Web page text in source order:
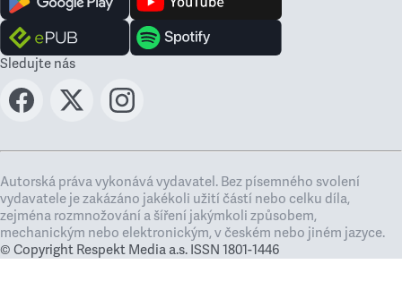
Sledujte nás
Autorská práva vykonává vydavatel. Bez písemného svolení
vydavatele je zakázáno jakékoli užití částí nebo celku díla,
zejména rozmnožování a šíření jakýmkoli způsobem,
mechanickým nebo elektronickým, v českém nebo jiném jazyce.
© Copyright Respekt Media a.s. ISSN 1801-1446